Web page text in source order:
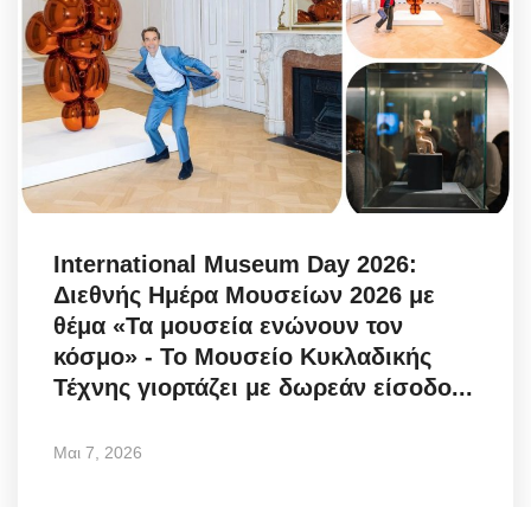
International Museum Day 2026:
Διεθνής Ημέρα Μουσείων 2026 με
θέμα «Τα μουσεία ενώνουν τον
κόσμο» - Το Μουσείο Κυκλαδικής
Τέχνης γιορτάζει με δωρεάν είσοδο...
Μαι 7, 2026